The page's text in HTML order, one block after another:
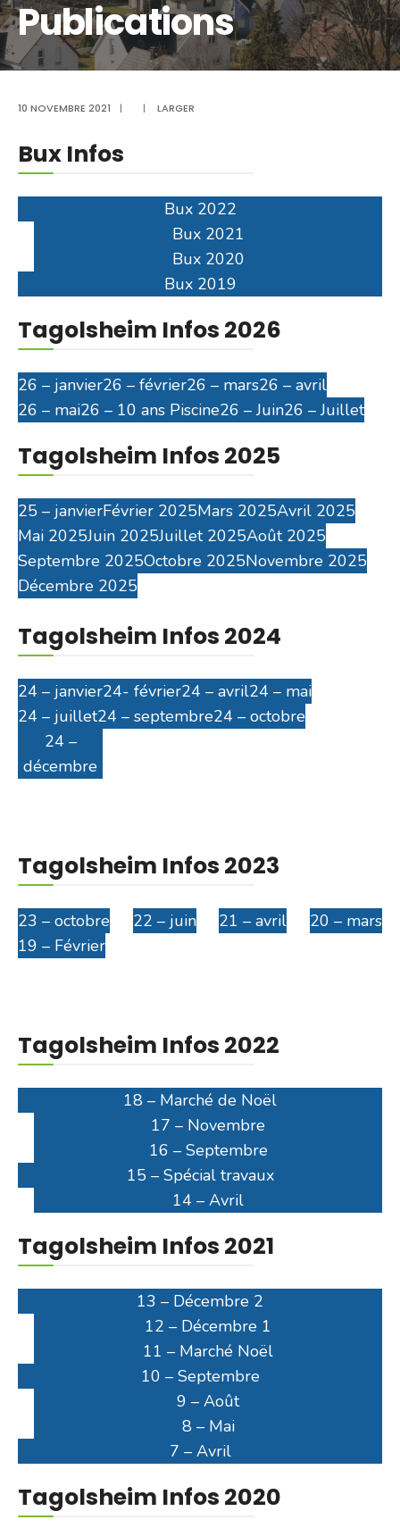
Publications
10 NOVEMBRE 2021 | | LARGER
Bux Infos
Bux 2022
Bux 2021
Bux 2020
Bux 2019
Tagolsheim Infos 2026
26 – janvier26 – février26 – mars26 – avril
26 – mai26 – 10 ans Piscine26 – Juin26 – Juillet
Tagolsheim Infos 2025
25 – janvierFévrier 2025Mars 2025Avril 2025
Mai 2025Juin 2025Juillet 2025Août 2025
Septembre 2025Octobre 2025Novembre 2025
Décembre 2025
Tagolsheim Infos 2024
24 – janvier24- février24 – avril24 – mai
24 – juillet24 – septembre24 – octobre
24 –
décembre
Tagolsheim Infos 2023
23 – octobre 22 – juin 21 – avril
20 – mars
19 – Février
Tagolsheim Infos 2022
18 – Marché de Noël
17 – Novembre
16 – Septembre
15 – Spécial travaux
14 – Avril
Tagolsheim Infos 2021
13 – Décembre 2
12 – Décembre 1
11 – Marché Noël
10 – Septembre
9 – Août
8 – Mai
7 – Avril
Tagolsheim Infos 2020